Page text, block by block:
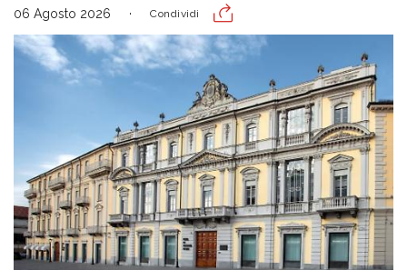
06 Agosto 2026 Condividi